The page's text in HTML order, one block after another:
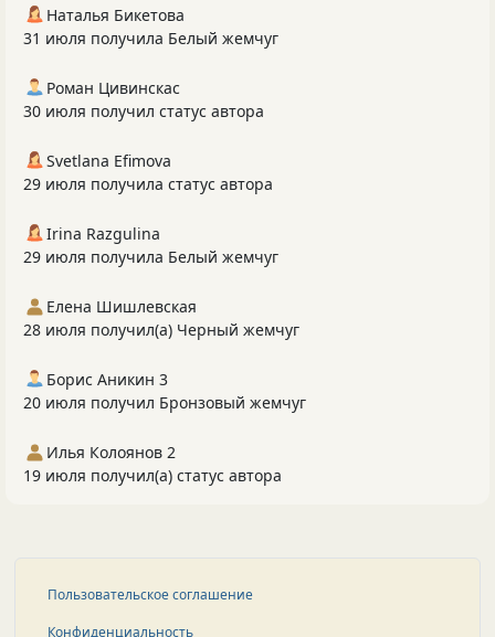
Наталья Бикетова
31 июля получила Белый жемчуг
Роман Цивинскас
30 июля получил статус автора
Svetlana Efimova
29 июля получила статус автора
Irina Razgulina
29 июля получила Белый жемчуг
Елена Шишлевская
28 июля получил(а) Черный жемчуг
Борис Аникин 3
20 июля получил Бронзовый жемчуг
Илья Колоянов 2
19 июля получил(а) статус автора
Пользовательское соглашение
Конфиденциальность